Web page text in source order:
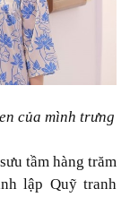
của mình trưng
tầm hàng trăm
lập Quỹ tranh